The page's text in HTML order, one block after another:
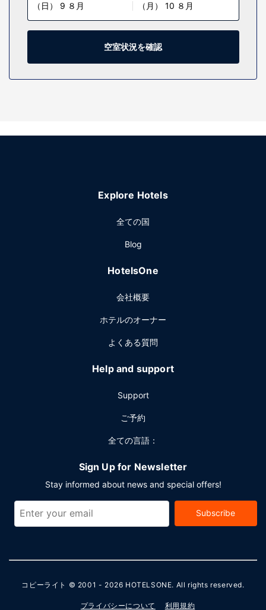
有線インターネット アクセス / WiFi を無料でお使いいただけ
るほか、ケーブルの番組をご覧いただけます。専用バスルー
ムには、バスアメニティ (無料)、ヘアドライヤーが付いてい
ます。セーフティボックス、デスクをご利用いただけ、ハウ
スキーピング サービスは、毎日行われます。
施設
ます。
ビジネスセンター、ドライクリーニング / ランドリー サービ
送迎シャトルサービス (24 時間対応) を無料でご利用いただ
（日） 9 ８月 （月） 10 ８月
空室状況を確認
Explore Hotels
全ての国
Blog
HotelsOne
会社概要
ホテルのオーナー
よくある質問
Help and support
Support
ご予約
全ての言語：
Sign Up for Newsletter
Stay informed about news and special offers!
Subscribe
コピーライト © 2001 - 2026 HOTELSONE. All rights reserved.
プライバシーについて 利用規約